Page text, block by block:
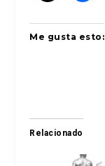
Me gusta esto:
Relacionado